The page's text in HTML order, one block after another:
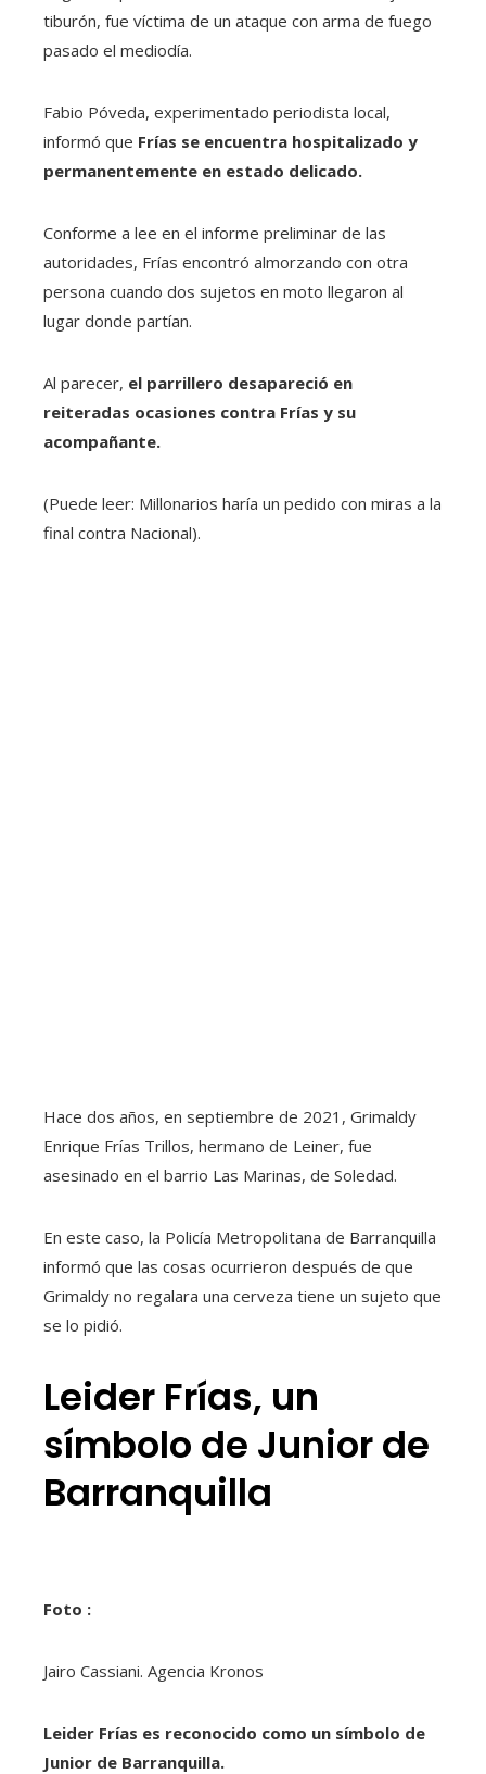
tiburón, fue víctima de un ataque con arma de fuego
pasado el mediodía.
Fabio Póveda, experimentado periodista local,
informó que Frías se encuentra hospitalizado y
permanentemente en estado delicado.
Conforme a lee en el informe preliminar de las
autoridades, Frías encontró almorzando con otra
persona cuando dos sujetos en moto llegaron al
lugar donde partían.
Al parecer, el parrillero desapareció en
reiteradas ocasiones contra Frías y su
acompañante.
(Puede leer: Millonarios haría un pedido con miras a la
final contra Nacional).
Hace dos años, en septiembre de 2021, Grimaldy
Enrique Frías Trillos, hermano de Leiner, fue
asesinado en el barrio Las Marinas, de Soledad.
En este caso, la Policía Metropolitana de Barranquilla
informó que las cosas ocurrieron después de que
Grimaldy no regalara una cerveza tiene un sujeto que
se lo pidió.
Leider Frías, un
símbolo de Junior de
Barranquilla
Foto :
Jairo Cassiani. Agencia Kronos
Leider Frías es reconocido como un símbolo de
Junior de Barranquilla.